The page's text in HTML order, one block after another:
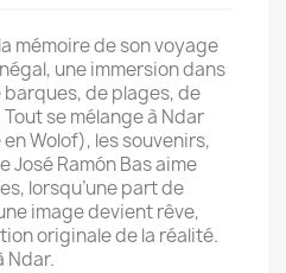
mémoire de son voyage
une immersion dans
de plages, de
se mélange à Ndar
en Wolof), les souvenirs,
José Ramón Bas aime
lorsqu’une part de
image devient rêve,
originale de la réalité.
Ndar.